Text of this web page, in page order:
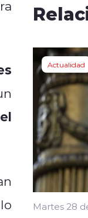
Actualidad
Martes 28